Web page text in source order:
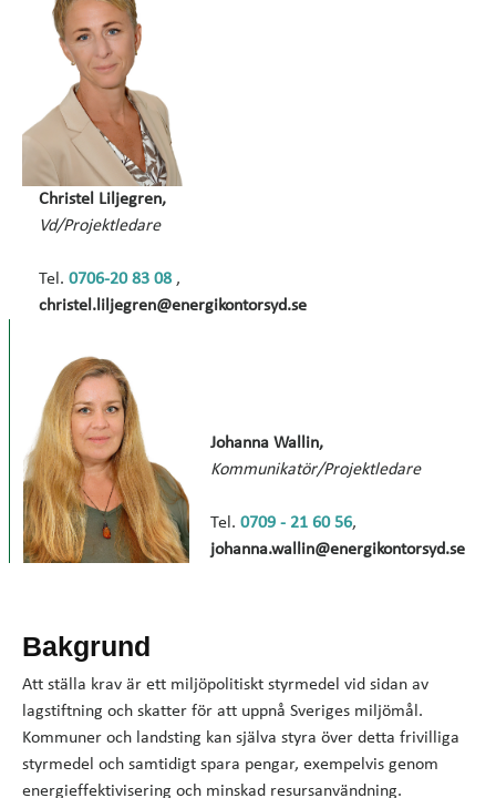
Christel Liljegren,
Vd/Projektledare
Tel. 0706-20 83 08 ,
christel.liljegren@energikontorsyd.se
Johanna Wallin,
Kommunikatör/Projektledare
Tel. 0709 - 21 60 56,
johanna.wallin@energikontorsyd.se
Bakgrund
Att ställa krav är ett miljöpolitiskt styrmedel vid sidan av
lagstiftning och skatter för att uppnå Sveriges miljömål.
Kommuner och landsting kan själva styra över detta frivilliga
styrmedel och samtidigt spara pengar, exempelvis genom
energieffektivisering och minskad resursanvändning.